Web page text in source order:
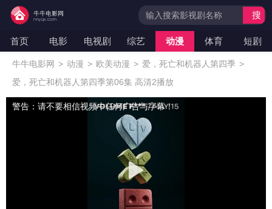
首页 电影 电视剧 综艺 动漫 体育 短剧
搜
牛牛电影网 > 动漫 > 欧美动漫 > 爱，死亡和机器人第四季 >
爱，死亡和机器人第四季第06集 高清2播放
警告：请不要相信视频中任何广告与字幕！